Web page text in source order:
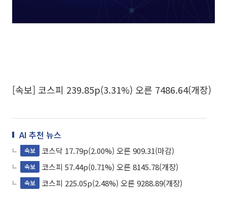
[속보] 코스피 239.85p(3.31%) 오른 7486.64(개장)
AI 추천 뉴스
속보 코스닥 17.79p(2.00%) 오른 909.31(마감)
속보 코스피 57.44p(0.71%) 오른 8145.78(개장)
속보 코스피 225.05p(2.48%) 오른 9288.89(개장)